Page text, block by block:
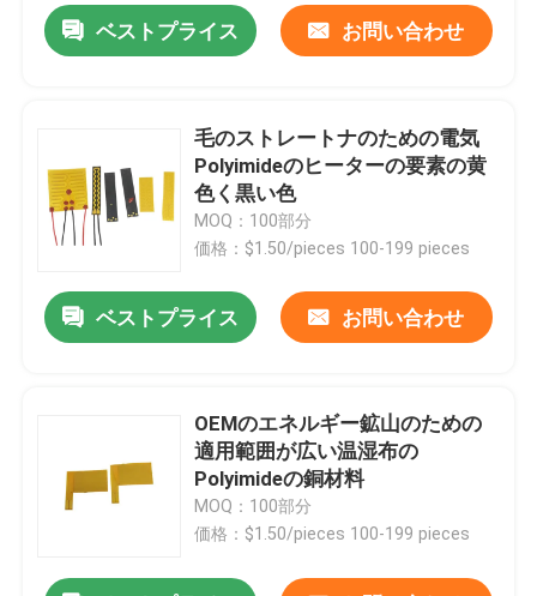
ベストプライス お問い合わせ
毛のストレートナのための電気
Polyimideのヒーターの要素の黄
色く黒い色
MOQ：100部分
価格：$1.50/pieces 100-199 pieces
ベストプライス お問い合わせ
OEMのエネルギー鉱山のための
適用範囲が広い温湿布の
Polyimideの銅材料
MOQ：100部分
価格：$1.50/pieces 100-199 pieces